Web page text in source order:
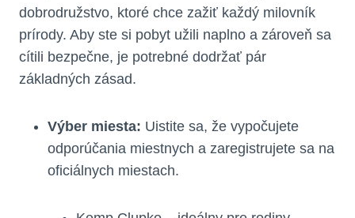
dobrodružstvo, ktoré chce zažiť každý milovník
prírody. Aby ste si pobyt užili naplno a zároveň sa
cítili bezpečne, je potrebné dodržať pár
základných zásad.
Výber miesta: Uistite sa, že vypočujete
odporúčania miestnych a zaregistrujete sa na
oficiálnych miestach.